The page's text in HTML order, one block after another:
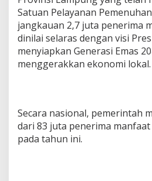
Satuan Pelayanan
jangkauan 2,7 juta penerima
dinilai selaras dengan visi
menyiapkan Generasi Emas
menggerakkan ekonomi lokal.
Secara nasional, pemerintah
dari 83 juta penerima manfaat
pada tahun ini.